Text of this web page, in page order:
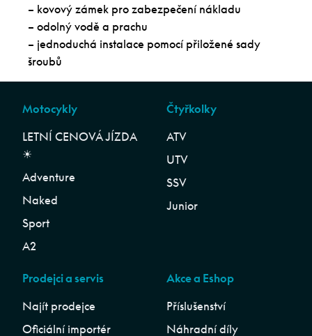
– kovový zámek pro zabezpečení nákladu
– odolný vodě a prachu
– jednoduchá instalace pomocí přiložené sady
šroubů
Motocykly
LETNÍ CENOVÁ JÍZDA
☀︎
Adventure
Naked
Sport
A2
Čtyřkolky
ATV
UTV
SSV
Junior
Prodejci a servis
Najít prodejce
Oficiální importér
Akce a Eshop
Příslušenství
Náhradní díly